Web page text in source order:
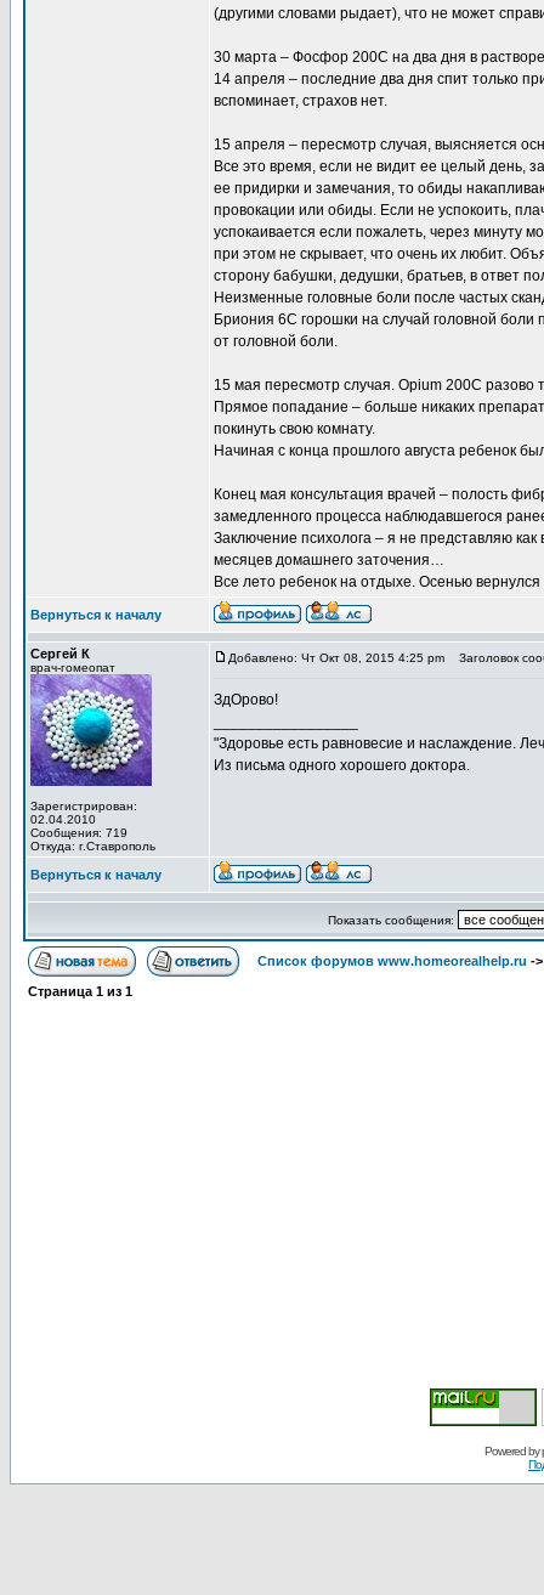
(другими словами рыдает), что не может
30 марта – Фосфор 200С на два дня в
14 апреля – последние два дня спит только
вспоминает, страхов нет.
15 апреля – пересмотр случая, выясняется
Все это время, если не видит ее целый день,
ее придирки и замечания, то обиды
провокации или обиды. Если не успокоить,
успокаивается если пожалеть, через минуту
при этом не скрывает, что очень их любит.
сторону бабушки, дедушки, братьев, в ответ
Неизменные головные боли после частых
Бриония 6С горошки на случай головной боли
от головной боли.
15 мая пересмотр случая. Opium 200C разово
Прямое попадание – больше никаких
покинуть свою комнату.
Начиная с конца прошлого августа ребенок
Конец мая консультация врачей – полость
замедленного процесса наблюдавшегося
Заключение психолога – я не представляю
месяцев домашнего заточения…
Все лето ребенок на отдыхе. Осенью вернулся
Вернуться к началу
Сергей К
врач-гомеопат
Зарегистрирован:
02.04.2010
Сообщения: 719
Откуда: г.Ставрополь
Добавлено: Чт Окт 08, 2015 4:25 pm Заголовок
ЗдОрово!
"Здоровье есть равновесие и наслаждение.
Из письма одного хорошего доктора.
Вернуться к началу
Показать сообщения:
Список форумов www.homeorealhelp.ru -
Страница 1 из 1
Powered by